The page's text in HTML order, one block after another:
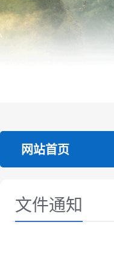
网站首页
文件通知